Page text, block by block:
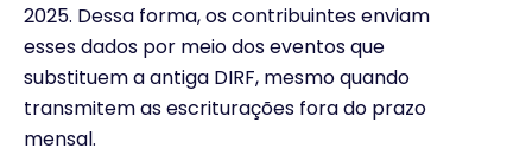
2025. Dessa forma, os contribuintes enviam
esses dados por meio dos eventos que
substituem a antiga DIRF, mesmo quando
transmitem as escriturações fora do prazo
mensal.